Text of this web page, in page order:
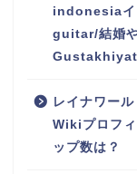
indonesiaイ
guitar/結婚
Gustakhiyat
レイナワー
Wikiプロフ
ップ数は？